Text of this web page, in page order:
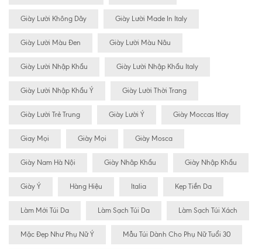
Giày Lười Không Dây Giày Lười Made In Italy
Giày Lười Màu Đen Giày Lười Màu Nâu
Giày Lười Nhập Khẩu Giày Lười Nhập Khẩu Italy
Giày Lười Nhập Khẩu Ý Giày Lười Thời Trang
Giày Lười Trẻ Trung Giày Lười Ý Giày Moccas Itlay
Giay Mọi Giày Mọi Giày Mosca
Giày Nam Hà Nội Giày Nhâp Khẩu Giày Nhập Khẩu
Giày Ý Hàng Hiệu Italia Kẹp Tiền Da
Làm Mới Túi Da Làm Sạch Túi Da Làm Sạch Túi Xách
Mặc Đẹp Như Phụ Nữ Ý Mẫu Túi Dành Cho Phụ Nữ Tuổi 30